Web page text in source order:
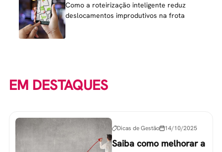
Como a roteirização inteligente reduz
deslocamentos improdutivos na frota
EM DESTAQUES
Dicas de Gestão 14/10/2025
Saiba como melhorar a